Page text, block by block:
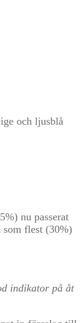
nu passerat
som flest (30%)
indikator på åt